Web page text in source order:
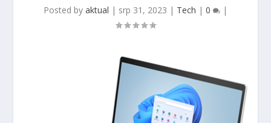
Posted by aktual | srp 31, 2023 | Tech | 0 |